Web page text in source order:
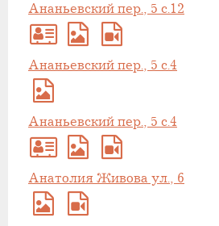
Ананьевский пер., 5 с.12
Ананьевский пер., 5 с.4
Ананьевский пер., 5 с.4
Анатолия Живова ул., 6